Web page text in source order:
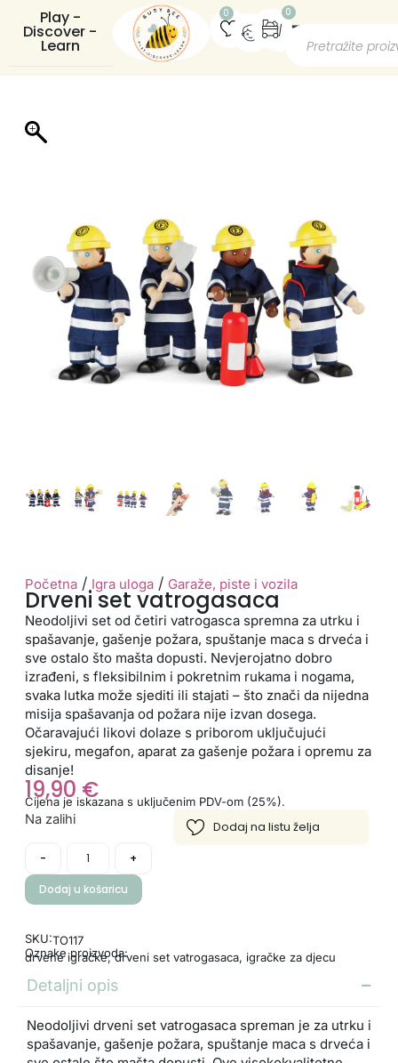
Play -
Discover -
Learn
0 0
Početna/ Igra uloga/ Garaže, piste i vozila
Drveni set vatrogasaca
Neodoljivi set od četiri vatrogasca spremna za utrku i
spašavanje, gašenje požara, spuštanje maca s drveća i
sve ostalo što mašta dopusti. Nevjerojatno dobro
izrađeni, s fleksibilnim i pokretnim rukama i nogama,
svaka lutka može sjediti ili stajati – što znači da nijedna
misija spašavanja od požara nije izvan dosega.
Očaravajući likovi dolaze s priborom uključujući
sjekiru, megafon, aparat za gašenje požara i opremu za
disanje!
19,90€
Cijena je iskazana s uključenim PDV-om (25%).
Na zalihi
- +
Dodaj u košaricu
SKU:TO117
Oznake proizvoda:
drvene igračke,drveni set vatrogasaca, igračke za djecu
Detaljni opis
Neodoljivi drveni set vatrogasaca spreman je za utrku i
spašavanje, gašenje požara, spuštanje maca s drveća i